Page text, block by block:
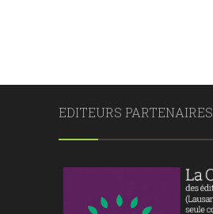
EDITEURS PARTENAIRES